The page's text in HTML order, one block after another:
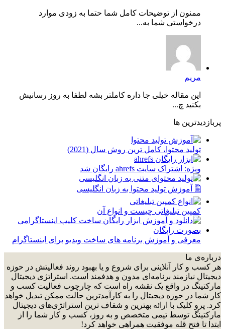
ممنون از توضیحات کامل شما حتما به زودی موارد
درخواستی شما به...
مریم
این مقاله خیلی جا داره کاملتر بشه لطفا به روز رسانیش
بکنید چ...
پربازدیدترین ها
توليد محتوا، کامل ترین روش سال (2021)
ویژه: اشتراک سایت ahrefs رایگان شد
🖺 آموزش تولید محتوا به زبان انگلیسی
کمپین تبلیغاتی چیست و انواع آن
معرفی و آموزش برنامه های ساخت ویدیو برای اینستاگرام
درباره‌ی ما
هر کسب و کار آنلاینی برای شروع و یا بهبود روند فعالیتش در حوزه
دیجیتال نیازمند برنامه‌ای مدون و هدفمند است. استراتژی دیجیتال
مارکتینگ در واقع یک نقشه راه است که چارچوب فعالیت کسب و
کار شما در حوزه دیجیتال را به کارآمدترین حالت ممکن تبدیل خواهد
کرد. پرو کلیک با ارائه بهترین و شفاف ترین استراتژی‌های دیجیتال
مارکتینگ توسط تیمی متخصص و به روز، کسب و کار شما را از
ابتدا تا فتح قله موفقیت همراهی خواهد کرد!